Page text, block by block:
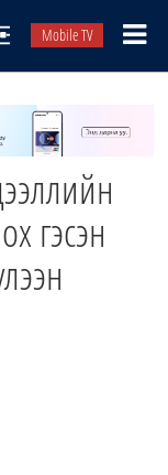
Mobile TV
гэсэн